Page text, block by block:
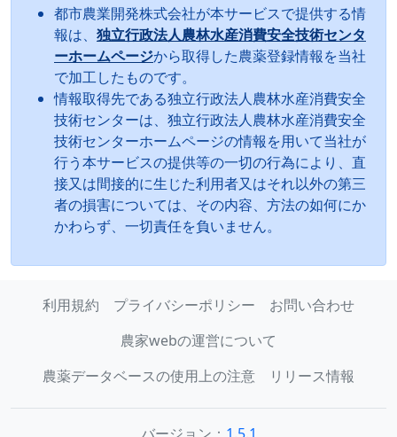
都市農業開発株式会社が本サービスで提供する情
報は、 独立行政法人農林水産消費安全技術センタ
ーホームページから取得した農薬登録情報を当社
で加工したものです。
情報取得先である独立行政法人農林水産消費安全
技術センターは、独立行政法人農林水産消費安全
技術センターホームページの情報を用いて当社が
行う本サービスの提供等の一切の行為により、直
接又は間接的に生じた利用者又はそれ以外の第三
者の損害については、その内容、方法の如何にか
かわらず、一切責任を負いません。
利用規約 プライバシーポリシー
お問い合わせ
農家webの運営について
農薬データベースの使用上の注意
リリース情報
バージョン： 1.5.1